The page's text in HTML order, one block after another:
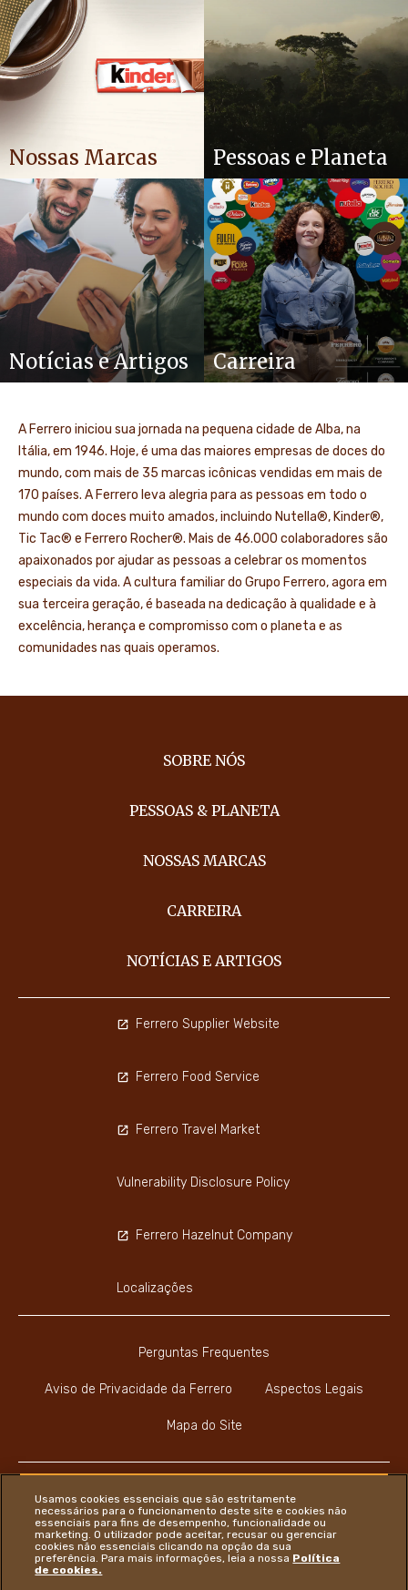
Nossas Marcas Pessoas e Planeta
Notícias e Artigos Carreira
A Ferrero iniciou sua jornada na pequena cidade de Alba, na
Itália, em 1946. Hoje, é uma das maiores empresas de doces do
mundo, com mais de 35 marcas icônicas vendidas em mais de
170 países. A Ferrero leva alegria para as pessoas em todo o
mundo com doces muito amados, incluindo Nutella®, Kinder®,
Tic Tac® e Ferrero Rocher®. Mais de 46.000 colaboradores são
apaixonados por ajudar as pessoas a celebrar os momentos
especiais da vida. A cultura familiar do Grupo Ferrero, agora em
sua terceira geração, é baseada na dedicação à qualidade e à
excelência, herança e compromisso com o planeta e as
comunidades nas quais operamos.
SOBRE NÓS
PESSOAS & PLANETA
NOSSAS MARCAS
CARREIRA
NOTÍCIAS E ARTIGOS
Perguntas Frequentes
Aviso de Privacidade da Ferrero Aspectos Legais
Mapa do Site
Ferrero Supplier Website
Ferrero Food Service
Ferrero Travel Market
Vulnerability Disclosure Policy
Ferrero Hazelnut Company
Localizações
Youtube Channel
Instagram
LinkedIn
Usamos cookies essenciais que são estritamente
necessários para o funcionamento deste site e cookies não
essenciais para fins de desempenho, funcionalidade ou
marketing. O utilizador pode aceitar, recusar ou gerenciar
cookies não essenciais clicando na opção da sua
preferência. Para mais informações, leia a nossa Política
de cookies.